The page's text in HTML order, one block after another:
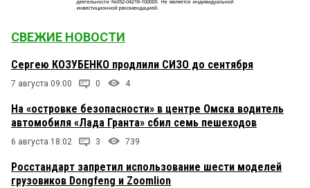
СВЕЖИЕ НОВОСТИ
Сергею КОЗУБЕНКО продлили СИЗО до сентября
7 августа 09:00 0 4
На «островке безопасности» в центре Омска водитель
автомобиля «Лада Гранта» сбил семь пешеходов
6 августа 18:02 3 739
Росстандарт запретил использование шести моделей
грузовиков Dongfeng и Zoomlion